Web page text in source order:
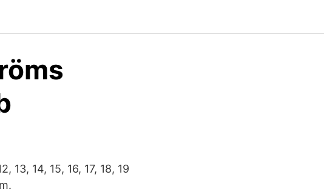
13, 14, 15, 16, 17, 18, 19